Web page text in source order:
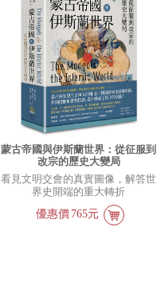
蒙古帝國與伊斯蘭世界：從征服到
改宗的歷史大變局
看見文明交會的真實圖像，解答世
界史開端的重大轉折
優惠價 765元